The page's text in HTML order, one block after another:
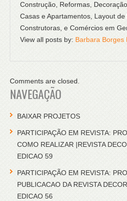
Construção, Reformas,
Casas e Apartamentos, Layout de
Construtoras, e Comércios em
View all posts by: Barbara Borges
Comments are closed.
NAVEGAÇÃO
BAIXAR PROJETOS
PARTICIPAÇÃO EM REVISTA:
COMO REALIZAR |REVISTA
EDICAO 59
PARTICIPAÇÃO EM REVISTA:
PUBLICACAO DA REVISTA
EDICAO 56